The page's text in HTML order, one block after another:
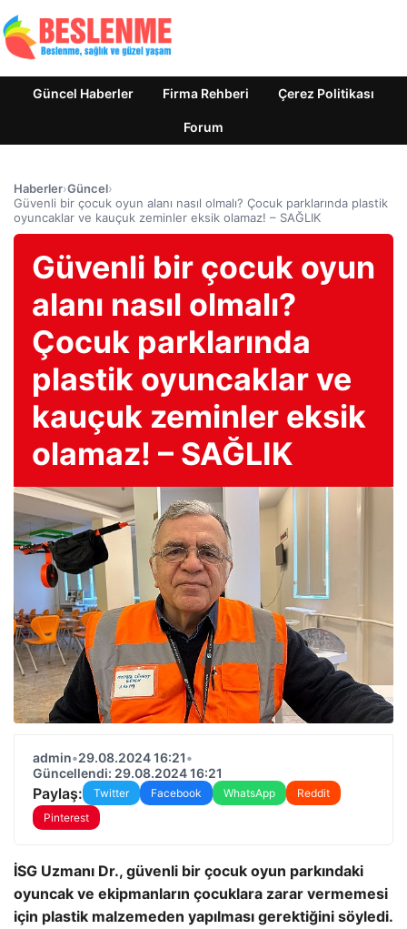
Güncel Haberler Firma Rehberi Çerez Politikası
Forum
Haberler›Güncel›
Güvenli bir çocuk oyun alanı nasıl olmalı? Çocuk parklarında plastik
oyuncaklar ve kauçuk zeminler eksik olamaz! – SAĞLIK
Güvenli bir çocuk oyun
alanı nasıl olmalı?
Çocuk parklarında
plastik oyuncaklar ve
kauçuk zeminler eksik
olamaz! – SAĞLIK
admin•29.08.2024 16:21•
Güncellendi: 29.08.2024 16:21
Paylaş: Twitter Facebook WhatsApp
Reddit
Pinterest
İSG Uzmanı Dr., güvenli bir çocuk oyun parkındaki
oyuncak ve ekipmanların çocuklara zarar vermemesi
için plastik malzemeden yapılması gerektiğini söyledi.